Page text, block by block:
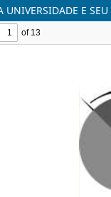
UNIVERSIDADE E